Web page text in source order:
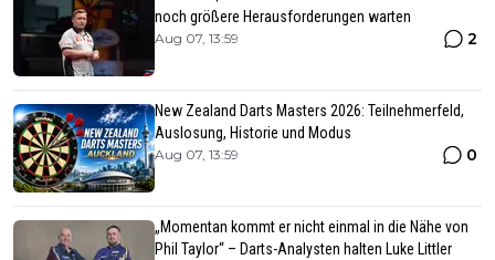
noch größere Herausforderungen warten
Aug 07, 13:59 2
New Zealand Darts Masters 2026: Teilnehmerfeld,
Auslosung, Historie und Modus
Aug 07, 13:59 0
„Momentan kommt er nicht einmal in die Nähe von
Phil Taylor“ – Darts-Analysten halten Luke Littler